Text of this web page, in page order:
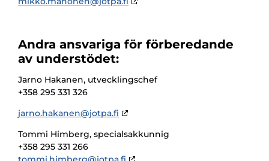
Andra ansvariga för förberedande
av understödet:
Jarno Hakanen, utvecklingschef
+358 295 331 326
jarno.hakanen@jotpa.fi
Tommi Himberg, specialsakkunnig
+358 295 331 266